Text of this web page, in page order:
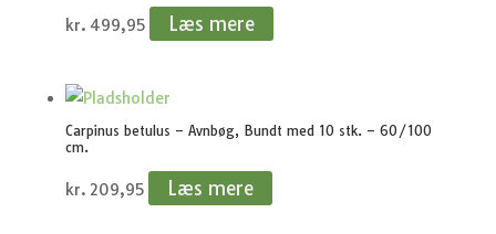
kr. 499,95 Læs mere
Carpinus betulus – Avnbøg, Bundt med 10 stk. – 60/100
cm.
kr. 209,95 Læs mere